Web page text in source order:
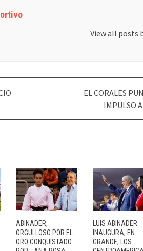
View all posts
EL CORALES
IMPULSO
ABINADER,
ORGULLOSO POR EL
ORO CONQUISTADO
LUIS ABINADER
INAUGURA, EN
GRANDE, LOS…